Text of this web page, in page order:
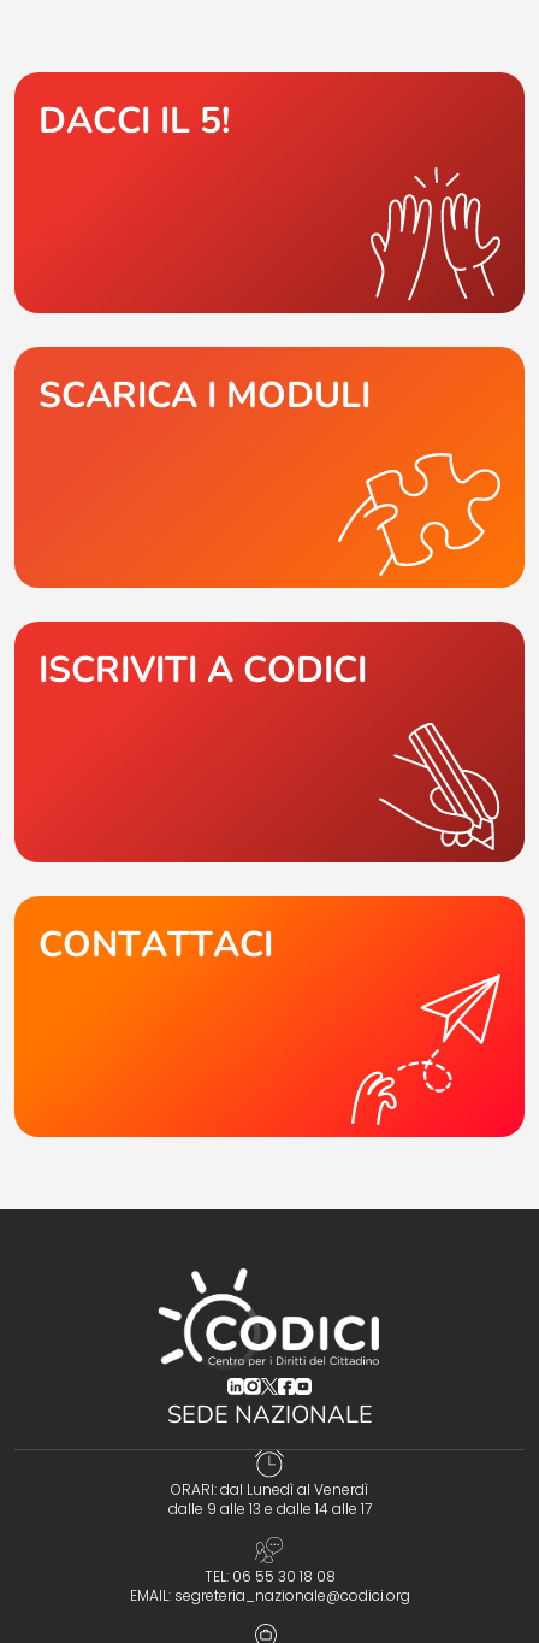
DACCI IL 5!
SCARICA I MODULI
ISCRIVITI A CODICI
CONTATTACI
(opens in a new tab)
(opens in a new tab)
(opens in a new tab)
(opens in a new tab)
(opens in a new tab)
SEDE NAZIONALE
ORARI: dal Lunedì al Venerdì
dalle 9 alle 13 e dalle 14 alle 17
TEL: 06 55 30 18 08
EMAIL: segreteria_nazionale@codici.org